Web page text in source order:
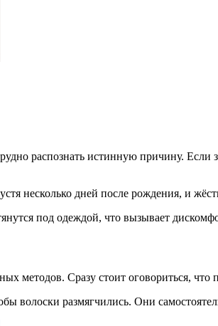
распознать истинную причину. Если
несколько дней после рождения, и
под одеждой, что вызывает
методов. Сразу стоит оговориться, что
размягчились. Они